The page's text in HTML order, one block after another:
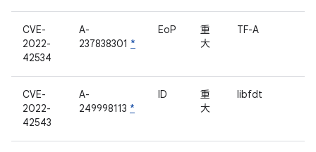
CVE-
2022-
42534
A-
237838301 *
EoP
重
大
TF-A
CVE-
2022-
42543
A-
249998113 *
ID
重
大
libfdt